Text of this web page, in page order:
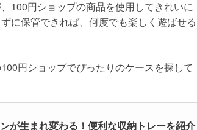
100円ショップの商品を使用してきれいに
に保管できれば、何度でも楽しく遊ばせる
円ショップでぴったりのケースを探して
が生まれ変わる！便利な収納トレーを紹介